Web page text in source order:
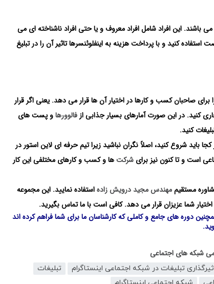
باشند. این افراد شامل افراد معروف و یا حتی افراد ناشناخته ای می
کنید و با پرداخت هزینه به اینفلوئنسرها تاثیر آن را در تبلیغ
صاحبان کسب و کارها در اختیار آن ها قرار می دهد. یعنی اگر قرار
کنید. در این صورت آمارهای بسیار جذابی از فالوورهاو پست های
کنید.
کجا باید شروع کنید، اصلاً نگران نباشید زیرا تیم حرفه ای لاین استور در
است و تا کنون نیز برای شرکتها و کسب و کارهای مختلفی این کار
مستقیممهندس مجید درویش زادهاستفاده نمایید. این مجموعه
شما عزیزان قرار می دهد. کافی است با ما تماس بگیرید.
دوره های جامع و کاملی که کارشناسان ما برای شما فراهم کرده اند
شبکه های اجتماعی
تبلیغات در شبکه اجتماعی اینستاگرام
تبلیغات